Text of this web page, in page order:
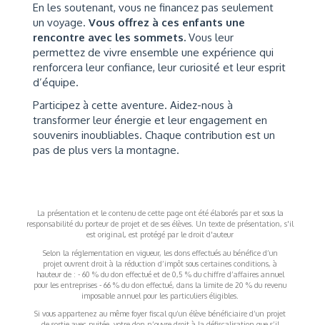
En les soutenant, vous ne financez pas seulement
un voyage. Vous offrez à ces enfants une
rencontre avec les sommets. Vous leur
permettez de vivre ensemble une expérience qui
renforcera leur confiance, leur curiosité et leur esprit
d’équipe.
Participez à cette aventure. Aidez-nous à
transformer leur énergie et leur engagement en
souvenirs inoubliables. Chaque contribution est un
pas de plus vers la montagne.
La présentation et le contenu de cette page ont été élaborés par et sous la
responsabilité du porteur de projet et de ses élèves. Un texte de présentation, s'il
est original, est protégé par le droit d'auteur
Selon la réglementation en vigueur, les dons effectués au bénéfice d’un
projet ouvrent droit à la réduction d’impôt sous certaines conditions, à
hauteur de : - 60 % du don effectué et de 0,5 % du chiffre d’affaires annuel
pour les entreprises - 66 % du don effectué, dans la limite de 20 % du revenu
imposable annuel pour les particuliers éligibles.
Si vous appartenez au même foyer fiscal qu’un élève bénéficiaire d’un projet